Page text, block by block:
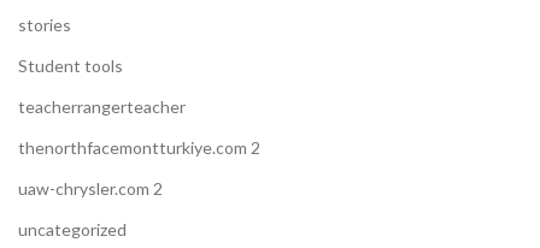
stories
Student tools
teacherrangerteacher
thenorthfacemontturkiye.com 2
uaw-chrysler.com 2
uncategorized